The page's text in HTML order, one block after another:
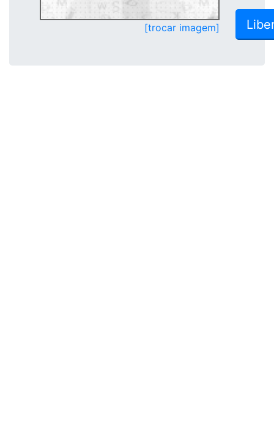
[trocar imagem]